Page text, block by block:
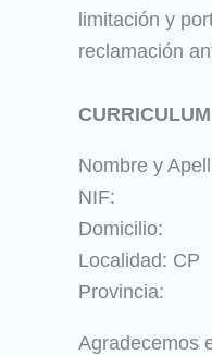
limitación y
reclamación
Nombre y
NIF:
Domicilio:
Localidad: CP
Provincia:
Agradecemos